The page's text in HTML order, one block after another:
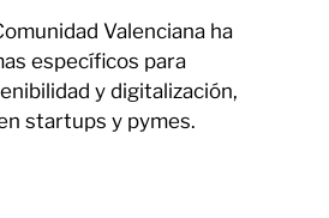
Valenciana ha
específicos para
y digitalización,
startups y pymes.